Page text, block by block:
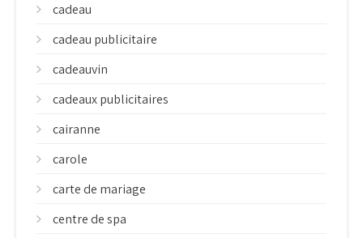
cadeau
cadeau publicitaire
cadeauvin
cadeaux publicitaires
cairanne
carole
carte de mariage
centre de spa